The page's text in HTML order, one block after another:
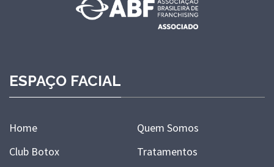
ESPAÇO FACIAL
Home
Quem Somos
Club Botox
Tratamentos